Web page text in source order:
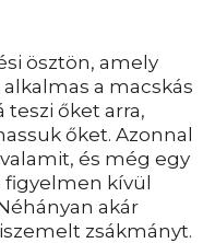
ösztön, amely
a macskás
őket arra,
őket. Azonnal
és még egy
figyelmen kívül
akár
zsákmányt.